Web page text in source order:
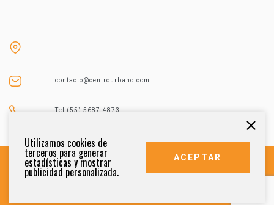
contacto@centrourbano.com
Tel (55) 5687-4873
Utilizamos cookies de
terceros para generar
estadísticas y mostrar
publicidad personalizada.
ACEPTAR